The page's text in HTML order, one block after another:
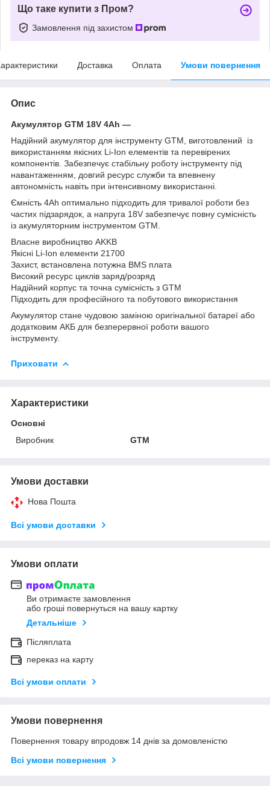
Що таке купити з Пром?
Замовлення під захистом
Доставка Оплата Умови повернення
Опис
Акумулятор GTM 18V 4Ah —
Надійний акумулятор для інструменту GTM, виготовлений із
використанням якісних Li-Ion елементів та перевірених
компонентів. Забезпечує стабільну роботу інструменту під
навантаженням, довгий ресурс служби та впевнену
автономність навіть при інтенсивному використанні.
Ємність 4Ah оптимально підходить для тривалої роботи без
частих підзарядок, а напруга 18V забезпечує повну сумісність
із акумуляторним інструментом GTM.
Власне виробництво AKKB
Якісні Li-Ion елементи 21700
Захист, встановлена потужна BMS плата
Високий ресурс циклів заряд/розряд
Надійний корпус та точна сумісність з GTM
Підходить для професійного та побутового використання
Акумулятор стане чудовою заміною оригінальної батареї або
додатковим АКБ для безперервної роботи вашого
інструменту.
Приховати
Характеристики
Основні
Виробник
GTM
Умови доставки
Нова Пошта
Всі умови доставки
Умови оплати
Ви отримаєте замовлення
або гроші повернуться на вашу картку
Детальніше
Післяплата
переказ на карту
Всі умови оплати
Умови повернення
Повернення товару впродовж 14 днів за домовленістю
Всі умови повернення